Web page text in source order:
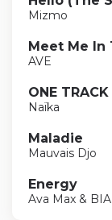
Mizmo
Meet Me In
AVE
ONE
Naïka
Maladie
Mauvais Djo
Energy
Ava Max & BIA